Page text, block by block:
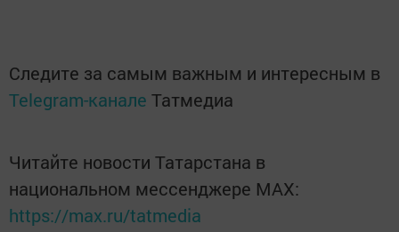
Следите за самым важным и интересным в
Telegram-канале Татмедиа
Читайте новости Татарстана в
национальном мессенджере MАХ:
https://max.ru/tatmedia